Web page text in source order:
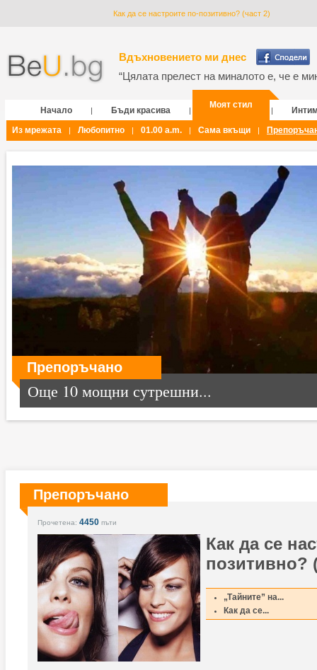
Как да се настроите по-позитивно? (част 2)
Вдъхновението ми днес
“Цялата прелест на миналото е, че е
Начало | Бъди красива |
Моят стил
|
Из мрежата
| Любопитно | 01.00 a.m. | Сама вкъщи |
Препоръчано
Още 10 мощни сутрешни...
Препоръчано
Прочетена: 4450 пъти
Как да се
позитивно?
„Тайните” на...
Как да се...